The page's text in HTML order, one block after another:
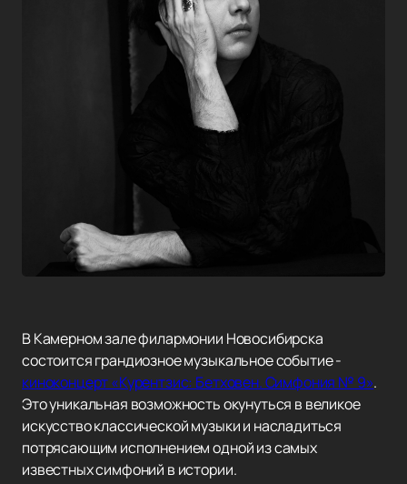
В Камерном зале филармонии Новосибирска
состоится грандиозное музыкальное событие -
киноконцерт «Курентзис: Бетховен. Симфония № 9».
Это уникальная возможность окунуться в великое
искусство классической музыки и насладиться
потрясающим исполнением одной из самых
известных симфоний в истории.